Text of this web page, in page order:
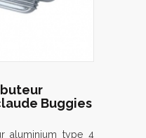
Buggies
aluminium type 4